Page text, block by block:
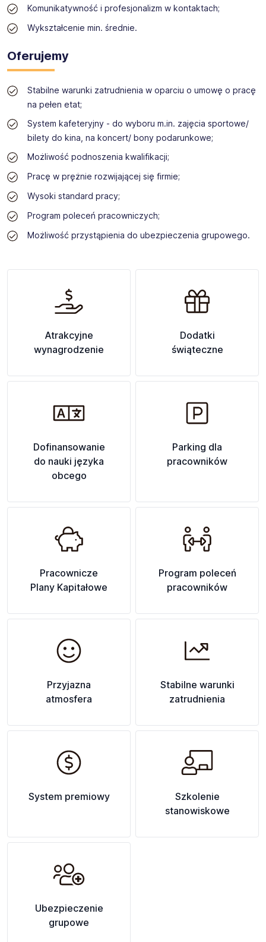
Komunikatywność i profesjonalizm w kontaktach;
Wykształcenie min. średnie.
Oferujemy
Stabilne warunki zatrudnienia w oparciu o umowę o pracę
na pełen etat;
System kafeteryjny - do wyboru m.in. zajęcia sportowe/
bilety do kina, na koncert/ bony podarunkowe;
Możliwość podnoszenia kwalifikacji;
Pracę w prężnie rozwijającej się firmie;
Wysoki standard pracy;
Program poleceń pracowniczych;
Możliwość przystąpienia do ubezpieczenia grupowego.
Atrakcyjne
wynagrodzenie
Dodatki
świąteczne
Dofinansowanie
do nauki języka
obcego
Parking dla
pracowników
Pracownicze
Plany Kapitałowe
Program poleceń
pracowników
Przyjazna
atmosfera
Stabilne warunki
zatrudnienia
System premiowy
Szkolenie
stanowiskowe
Ubezpieczenie
grupowe